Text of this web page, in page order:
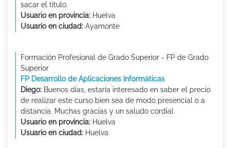
sacar el título.
Usuario en provincia: Huelva
Usuario en ciudad: Ayamonte
Formación Profesional de Grado Superior - FP de Grado
Superior
FP Desarrollo de Aplicaciones Informáticas
Diego: Buenos días, estaría interesado en saber el precio
de realizar este curso bien sea de modo presencial o a
distancia. Muchas gracias y un saludo cordial
Usuario en provincia: Huelva
Usuario en ciudad: Huelva